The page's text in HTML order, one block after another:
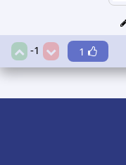
-1 1